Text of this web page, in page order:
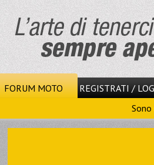
FORUM MOTO REGISTRATI /